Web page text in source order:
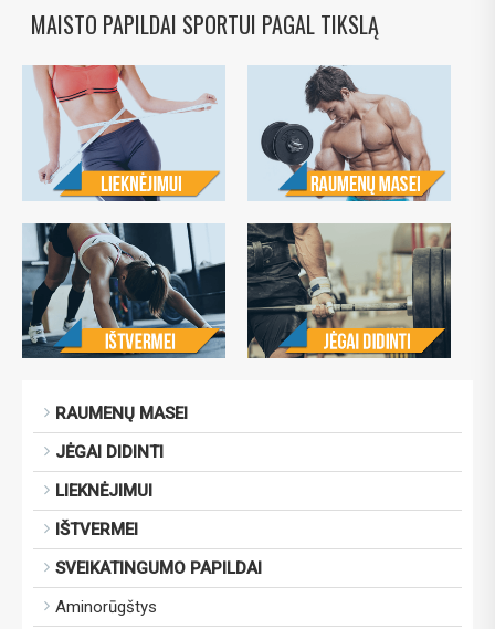
MAISTO PAPILDAI SPORTUI PAGAL TIKSLĄ
RAUMENŲ MASEI
JĖGAI DIDINTI
LIEKNĖJIMUI
IŠTVERMEI
SVEIKATINGUMO PAPILDAI
Aminorūgštys